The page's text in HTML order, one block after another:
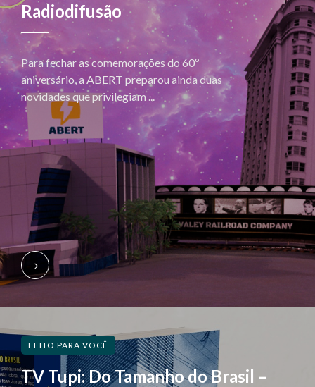
Radiodifusão
Para fechar as comemorações do 60º
aniversário, a ABERT preparou ainda duas
novidades que privilegiam ...
FEITO PARA VOCÊ
TV Tupi: Do Tamanho do Brasil –